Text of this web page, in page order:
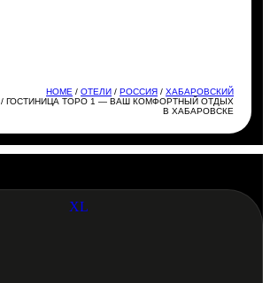
HOME /ОТЕЛИ /РОССИЯ /ХАБАРОВСКИЙ
/ ГОСТИНИЦА ТОРО 1 — ВАШ КОМФОРТНЫЙ ОТДЫХ
В ХАБАРОВСКЕ